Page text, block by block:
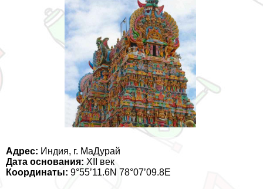
Адрес: Индия, г. МаДypaй
Дата основания: XII век
Координаты: 9°55’11.6N 78°07’09.8E